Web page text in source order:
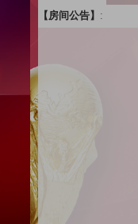
【房间公告】 :